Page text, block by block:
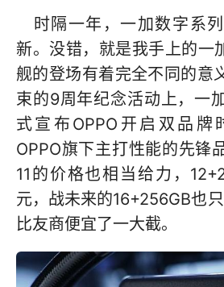
时隔一年，一加数字系
新。没错，就是我手上的一
舰的登场有着完全不同的意
束的9周年纪念活动上，一
式宣布OPPO开启双品牌
OPPO旗下主打性能的先锋
11的价格也相当给力，
元，战未来的16+256GB也
比友商便宜了一大截。